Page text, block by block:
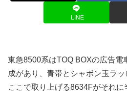
LINE
東急8500系はTOQ BOXの広告電
成があり、青帯とシャボン玉ラ
ここで取り上げる8634Fがそれに